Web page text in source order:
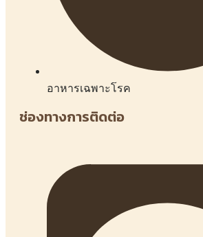
อาหารเฉพาะโรค
ช่องทางการติดต่อ